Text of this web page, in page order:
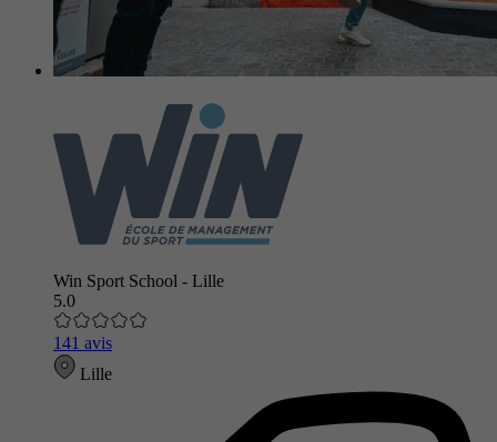
Win Sport School - Lille
5.0
141 avis
Lille